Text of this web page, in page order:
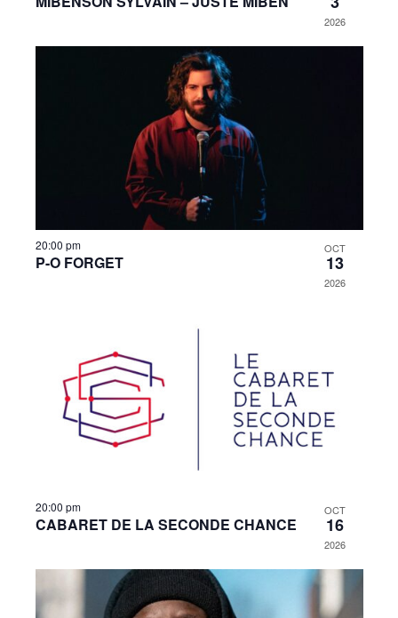
2026
20:00 pm
P-O FORGET
OCT
13
2026
20:00 pm
CABARET DE LA SECONDE CHANCE
OCT
16
2026